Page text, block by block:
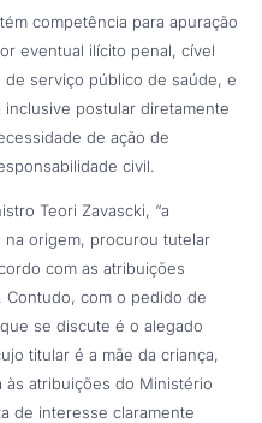
competência para apuração
eventual ilícito penal, cível
de serviço público de saúde, e
postular diretamente
de ação de
civil.
Teori Zavascki, “a
origem, procurou tutelar
com as atribuições
Contudo, com o pedido de
se discute é o alegado
titular é a mãe da criança,
às atribuições do Ministério
de interesse claramente